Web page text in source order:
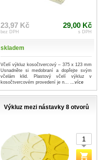
23,97 Kč
bez DPH
29,00 Kč
s DPH
skladem
Včelí výkluz kosočtvercový – 375 x 123 mm
Usnadněte si medobraní a dopřejte svým
včelám klid. Plastový včelí výkluz v
kosočtvercovém provedení je n... ...více
Výkluz mezi nástavky 8 otvorů